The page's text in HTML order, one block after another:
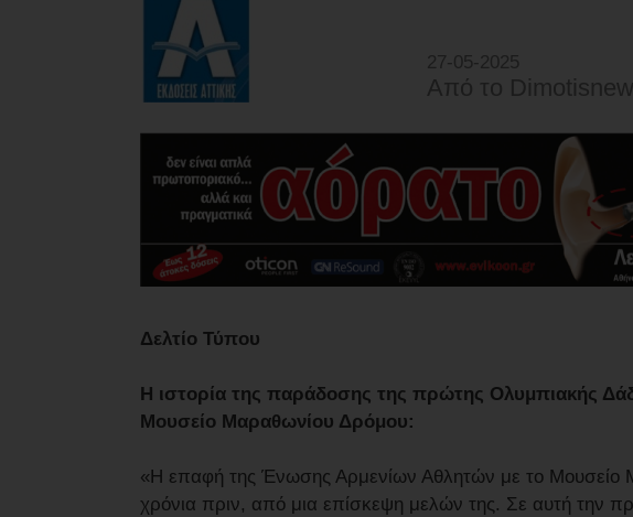
27-05-2025
Από τo
Δελτίο Τύπου
Η ιστορία της παράδοσης της πρώτης Ολυμπιακής
Μουσείο Μαραθωνίου Δρόμου:
«Η επαφή της Ένωσης Αρμενίων Αθλητών με το Μουσείο
χρόνια πριν, από μια επίσκεψη μελών της. Σε αυτή την